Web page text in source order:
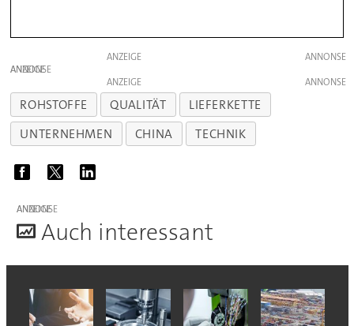
ANZEIGE
ANZEIGE
ANZEIGE
ROHSTOFFE QUALITÄT
LIEFERKETTE
UNTERNEHMEN
CHINA TECHNIK
ANZEIGE
Auch interessant